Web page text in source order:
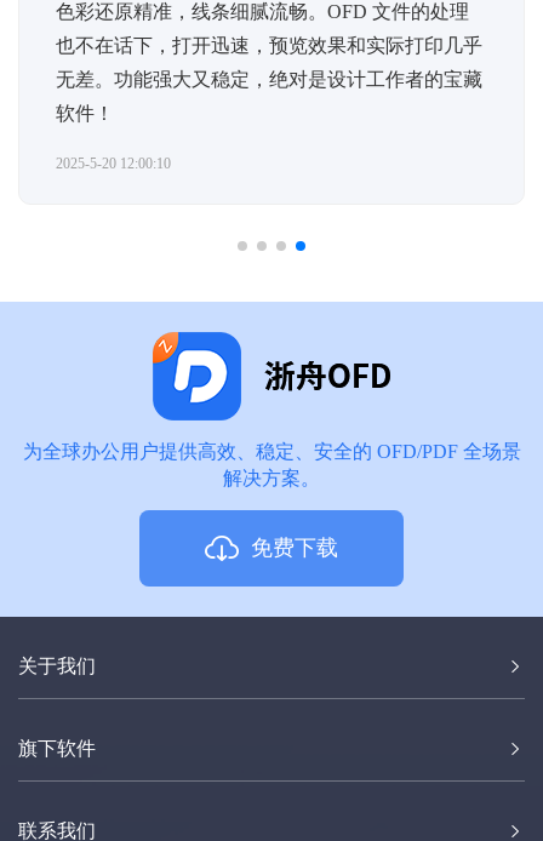
手，还能自动保存阅读进度，碎片时间随时学习
没广告不打扰，考证路上的宝藏神器！
为全球办公用户提供高效、稳定、安全的 OFD/PDF 全场景
解决方案。
免费下载
关于我们
旗下软件
联系我们